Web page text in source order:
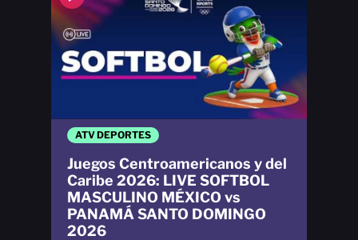
ATV DEPORTES
Juegos Centroamericanos y del
Caribe 2026: LIVE SOFTBOL
MASCULINO MÉXICO vs
PANAMÁ SANTO DOMINGO
2026